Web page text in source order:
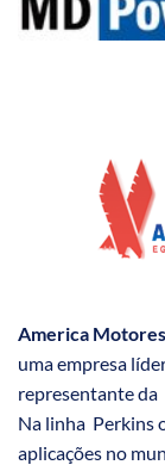
America
uma empresa
representante da
Na linha Perkins
aplicações no